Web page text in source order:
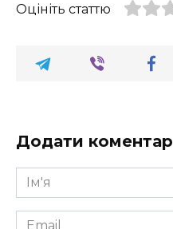
Оцініть статтю
Додати коментар
Ім'я
*
Email